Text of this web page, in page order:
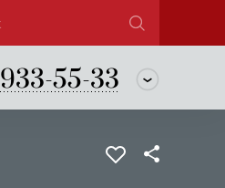
933-55-33